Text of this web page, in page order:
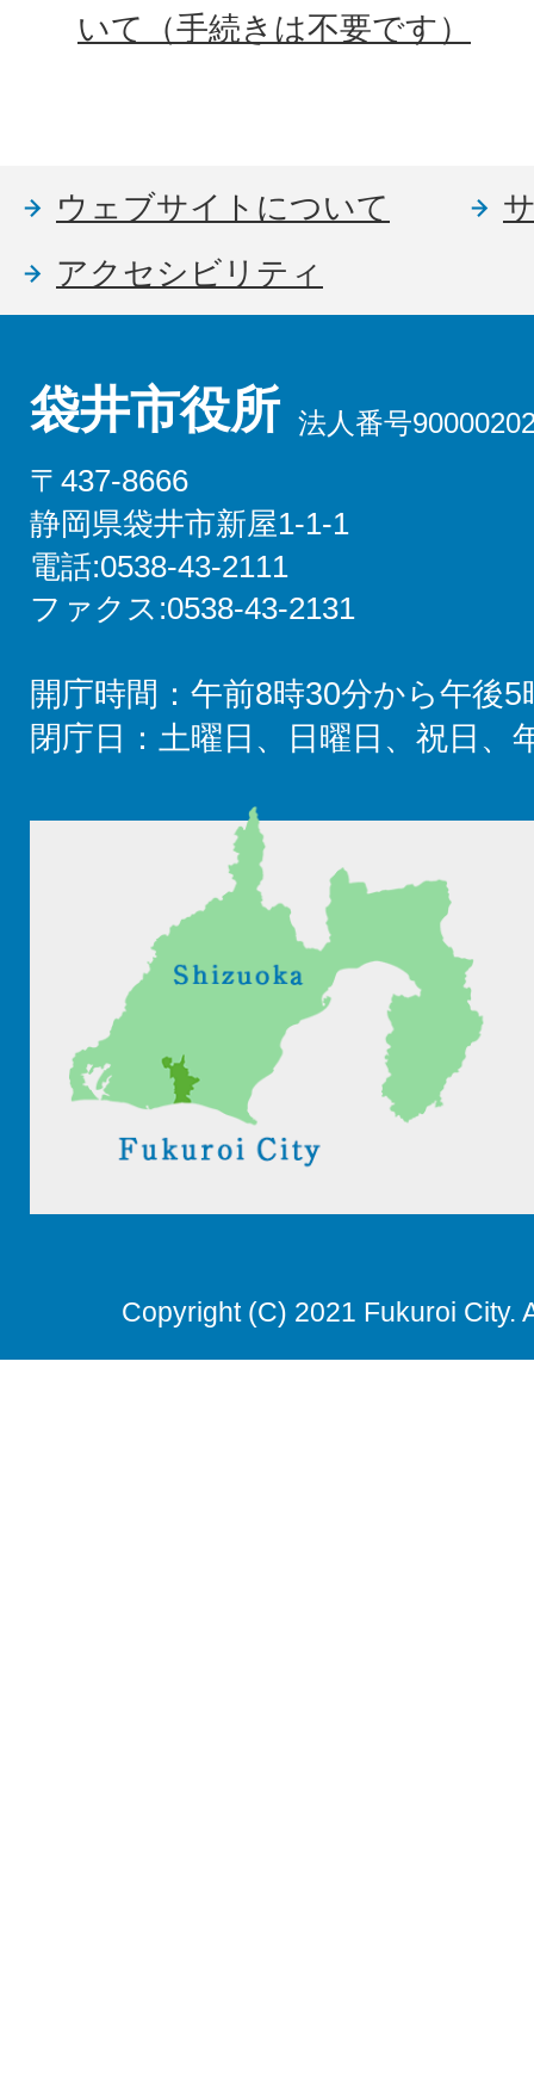
いて（手続きは不要です）
ウェブサイトについて
アクセシビリティ
袋井市役所 法人番号
〒437-8666
静岡県袋井市新屋1-1-1
電話:0538-43-2111
ファクス:0538-43-2131
開庁時間：午前8時30分から午後5
閉庁日：土曜日、日曜日、祝日、
Copyright (C) 2021 Fukuroi City.